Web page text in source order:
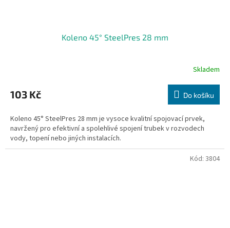
Koleno 45° SteelPres 28 mm
Skladem
103 Kč Do košíku
Koleno 45° SteelPres 28 mm je vysoce kvalitní spojovací prvek,
navržený pro efektivní a spolehlivé spojení trubek v rozvodech
vody, topení nebo jiných instalacích.
Kód: 3804